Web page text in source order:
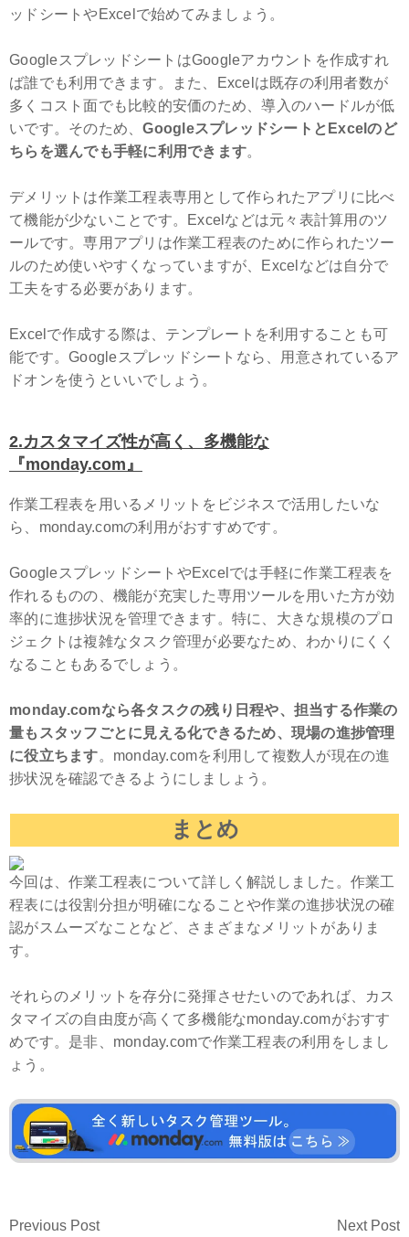
ッドシートやExcelで始めてみましょう。
GoogleスプレッドシートはGoogleアカウントを作成すれ
ば誰でも利用できます。また、Excelは既存の利用者数が
多くコスト面でも比較的安価のため、導入のハードルが低
いです。そのため、GoogleスプレッドシートとExcelのど
ちらを選んでも手軽に利用できます。
デメリットは作業工程表専用として作られたアプリに比べ
て機能が少ないことです。Excelなどは元々表計算用のツ
ールです。専用アプリは作業工程表のために作られたツー
ルのため使いやすくなっていますが、Excelなどは自分で
工夫をする必要があります。
Excelで作成する際は、テンプレートを利用することも可
能です。Googleスプレッドシートなら、用意されているア
ドオンを使うといいでしょう。
2.カスタマイズ性が高く、多機能な
『monday.com』
作業工程表を用いるメリットをビジネスで活用したいな
ら、monday.comの利用がおすすめです。
GoogleスプレッドシートやExcelでは手軽に作業工程表を
作れるものの、機能が充実した専用ツールを用いた方が効
率的に進捗状況を管理できます。特に、大きな規模のプロ
ジェクトは複雑なタスク管理が必要なため、わかりにくく
なることもあるでしょう。
monday.comなら各タスクの残り日程や、担当する作業の
量もスタッフごとに見える化できるため、現場の進捗管理
に役立ちます。monday.comを利用して複数人が現在の進
捗状況を確認できるようにしましょう。
まとめ
今回は、作業工程表について詳しく解説しました。作業工
程表には役割分担が明確になることや作業の進捗状況の確
認がスムーズなことなど、さまざまなメリットがありま
す。
それらのメリットを存分に発揮させたいのであれば、カス
タマイズの自由度が高くて多機能なmonday.comがおすす
めです。是非、monday.comで作業工程表の利用をしまし
ょう。
Previous Post Next Post